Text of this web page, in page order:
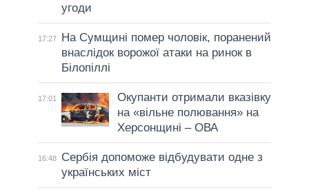
угоди
17:27
На Сумщині помер чоловік, поранений
внаслідок ворожої атаки на ринок в
Білопіллі
17:01
Окупанти отримали вказівку
на «вільне полювання» на
Херсонщині – ОВА
16:48
Сербія допоможе відбудувати одне з
українських міст